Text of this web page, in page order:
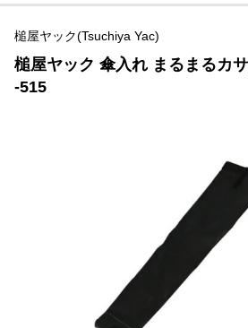
槌屋ヤック(Tsuchiya Yac)
槌屋ヤック 傘入れ まるまるカ
-515